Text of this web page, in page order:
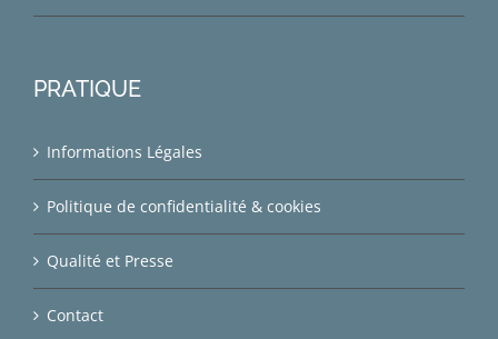
PRATIQUE
Informations Légales
Politique de confidentialité & cookies
Qualité et Presse
Contact